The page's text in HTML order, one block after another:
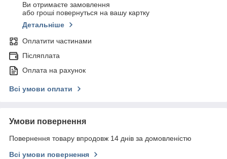
Ви отримаєте замовлення
або гроші повернуться на вашу картку
Детальніше
Оплатити частинами
Післяплата
Оплата на рахунок
Всі умови оплати
Умови повернення
Повернення товару впродовж 14 днів за домовленістю
Всі умови повернення